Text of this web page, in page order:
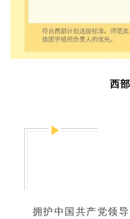
西
拥护中国共产党领